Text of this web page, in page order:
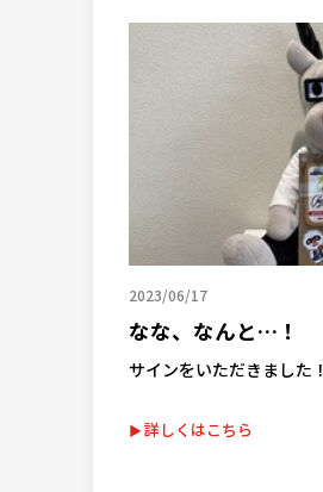
2023/06/17
なな、なんと…！
サインをいただきました！
詳しくはこちら